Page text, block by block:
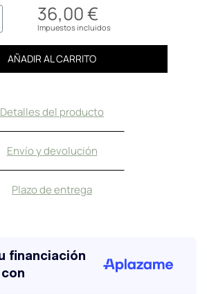
36,00 €
Impuestos incluidos
AÑADIR AL CARRITO
Detalles del producto
Envío y devolución
Plazo de entrega